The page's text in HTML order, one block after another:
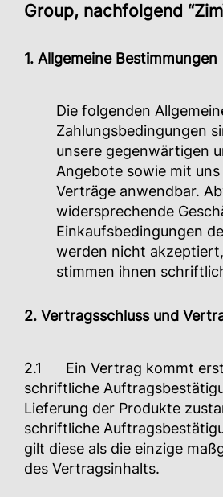
Group, nachfolgend
1. Allgemeine Bestimmungen
Die folgenden
Zahlungsbedingungen
unsere gegenwärtigen
Angebote sowie mit
Verträge anwendbar.
widersprechende
Einkaufsbedingungen
werden nicht
stimmen ihnen
2. Vertragsschluss und
2.1 Ein Vertrag kommt
schriftliche
Lieferung der Produkte
schriftliche
gilt diese als die einzige
des Vertragsinhalts.